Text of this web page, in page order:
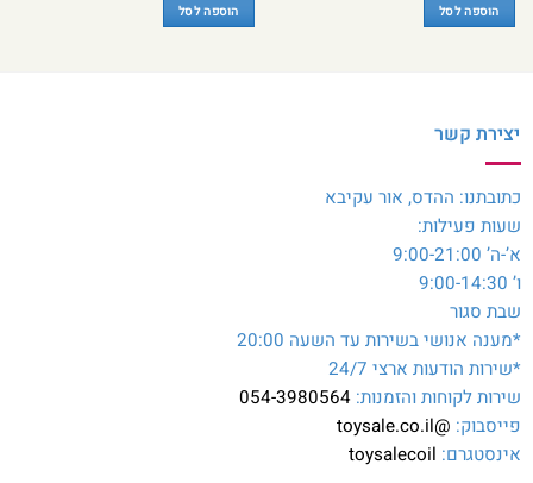
הוספה לסל הוספה לסל
יצירת קשר
כתובתנו: ההדס, אור עקיבא
שעות פעילות:
א’-ה’ 9:00-21:00
ו’ 9:00-14:30
שבת סגור
*מענה אנושי בשירות עד השעה 20:00
*שירות הודעות ארצי 24/7
שירות לקוחות והזמנות: 054-3980564
פייסבוק: @toysale.co.il
אינסטגרם: toysalecoil